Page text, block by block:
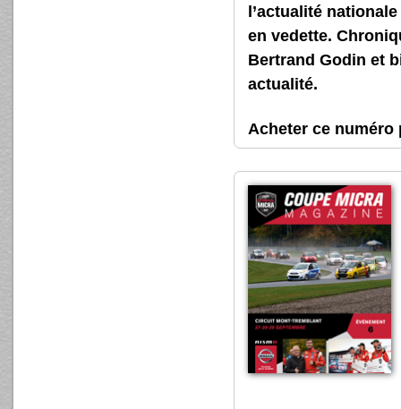
l’actualité
en vedette.
Bertrand Godin et
actualité.
Acheter ce